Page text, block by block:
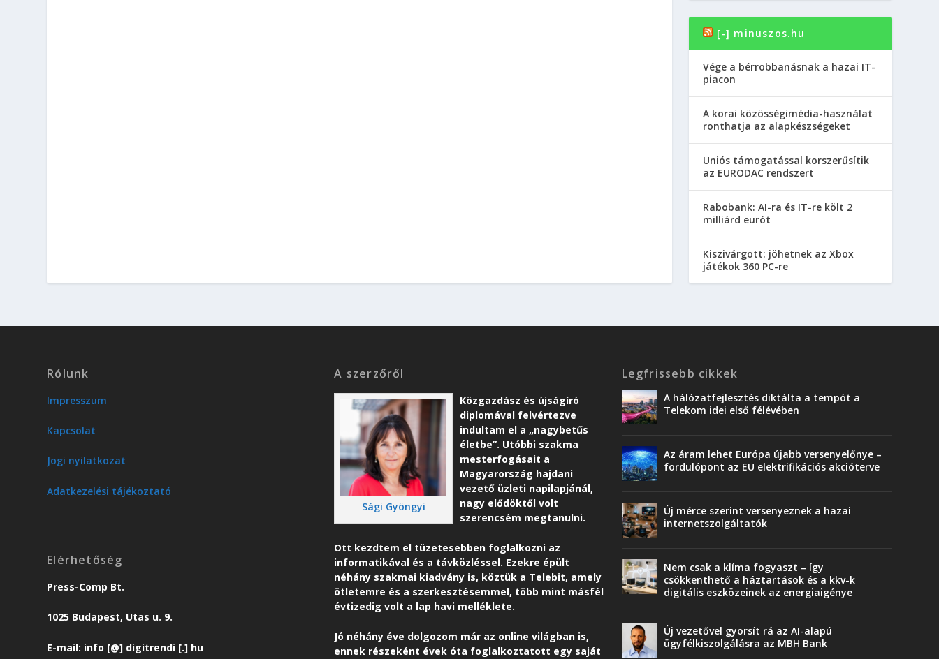
[-] minuszos.hu
Vége a bérrobbanásnak a hazai IT-
piacon
A korai közösségimédia-használat
ronthatja az alapkészségeket
Uniós támogatással korszerűsítik
az EURODAC rendszert
Rabobank: AI-ra és IT-re költ 2
milliárd eurót
Kiszivárgott: jöhetnek az Xbox
játékok 360 PC-re
Rólunk
Impresszum
Kapcsolat
Jogi nyilatkozat
Adatkezelési tájékoztató
Elérhetőség
Press-Comp Bt.
1025 Budapest, Utas u. 9.
E-mail: info [@] digitrendi [.] hu
A szerzőről
Sági Gyöngyi
Közgazdász és újságíró
diplomával felvértezve
indultam el a „nagybetűs
életbe”. Utóbbi szakma
mesterfogásait a
Magyarország hajdani
vezető üzleti napilapjánál,
nagy elődöktől volt
szerencsém megtanulni.
Ott kezdtem el tüzetesebben foglalkozni az
informatikával és a távközléssel. Ezekre épült
néhány szakmai kiadvány is, köztük a Telebit, amely
ötletemre és a szerkesztésemmel, több mint másfél
évtizedig volt a lap havi melléklete.
Jó néhány éve dolgozom már az online világban is,
ennek részeként évek óta foglalkoztatott egy saját
Legfrissebb cikkek
A hálózatfejlesztés diktálta a tempót a
Telekom idei első félévében
Az áram lehet Európa újabb versenyelőnye –
fordulópont az EU elektrifikációs akcióterve
Új mérce szerint versenyeznek a hazai
internetszolgáltatók
Nem csak a klíma fogyaszt – így
csökkenthető a háztartások és a kkv-k
digitális eszközeinek az energiaigénye
Új vezetővel gyorsít rá az AI-alapú
ügyfélkiszolgálásra az MBH Bank